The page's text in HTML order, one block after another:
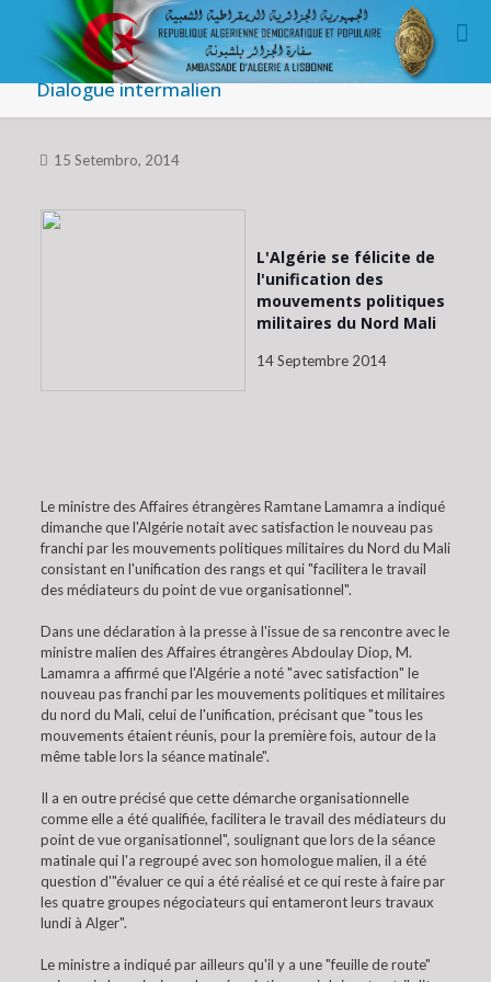
Dialogue intermalien
15 Setembro, 2014
L'Algérie se félicite de
l'unification des
mouvements politiques
militaires du Nord Mali
14 Septembre 2014
Le ministre des Affaires étrangères Ramtane Lamamra a indiqué
dimanche que l'Algérie notait avec satisfaction le nouveau pas
franchi par les mouvements politiques militaires du Nord du Mali
consistant en l'unification des rangs et qui "facilitera le travail
des médiateurs du point de vue organisationnel".
Dans une déclaration à la presse à l'issue de sa rencontre avec le
ministre malien des Affaires étrangères Abdoulay Diop, M.
Lamamra a affirmé que l'Algérie a noté "avec satisfaction" le
nouveau pas franchi par les mouvements politiques et militaires
du nord du Mali, celui de l'unification, précisant que "tous les
mouvements étaient réunis, pour la première fois, autour de la
même table lors la séance matinale".
Il a en outre précisé que cette démarche organisationnelle
comme elle a été qualifiée, facilitera le travail des médiateurs du
point de vue organisationnel", soulignant que lors de la séance
matinale qui l'a regroupé avec son homologue malien, il a été
question d'"évaluer ce qui a été réalisé et ce qui reste à faire par
les quatre groupes négociateurs qui entameront leurs travaux
lundi à Alger".
Le ministre a indiqué par ailleurs qu'il y a une "feuille de route"